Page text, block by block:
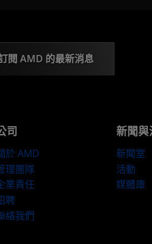
閱 AMD 的最新消息
司
於 AMD
理團隊
業責任
聘
絡我們
新聞
新聞室
活動
媒體庫